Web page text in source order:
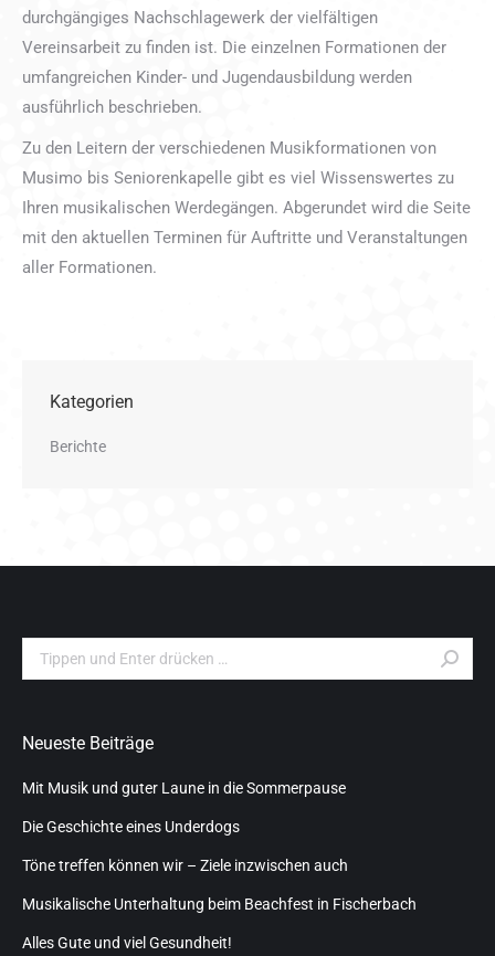
durchgängiges Nachschlagewerk der vielfältigen
Vereinsarbeit zu finden ist. Die einzelnen Formationen der
umfangreichen Kinder- und Jugendausbildung werden
ausführlich beschrieben.
Zu den Leitern der verschiedenen Musikformationen von
Musimo bis Seniorenkapelle gibt es viel Wissenswertes zu
Ihren musikalischen Werdegängen. Abgerundet wird die Seite
mit den aktuellen Terminen für Auftritte und Veranstaltungen
aller Formationen.
Kategorien
Berichte
Search:
Neueste Beiträge
Mit Musik und guter Laune in die Sommerpause
Die Geschichte eines Underdogs
Töne treffen können wir – Ziele inzwischen auch
Musikalische Unterhaltung beim Beachfest in Fischerbach
Alles Gute und viel Gesundheit!